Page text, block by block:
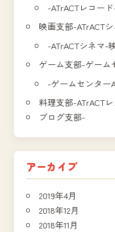
-ATrACTレコー
映画支部-ATrACT
-ATrACTシネマ-
ゲーム支部-ゲーム
-ゲームセンター
料理支部-ATrACT
ブログ支部-
アーカイブ
2019年4月
2018年12月
2018年11月